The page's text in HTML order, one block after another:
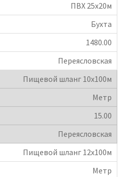
ПВХ 25х20м
Бухта
1480.00
Переясловская
Пищевой шланг 10х100м
Метр
15.00
Переясловская
Пищевой шланг 12х100м
Метр